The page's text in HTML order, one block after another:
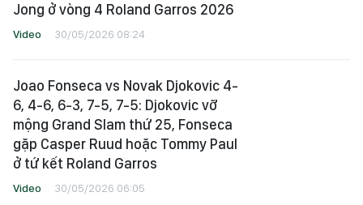
Jong ở vòng 4 Roland Garros 2026
Video 30/05/2026 08:24
Joao Fonseca vs Novak Djokovic 4-
6, 4-6, 6-3, 7-5, 7-5: Djokovic vỡ
mộng Grand Slam thứ 25, Fonseca
gặp Casper Ruud hoặc Tommy Paul
ở tứ kết Roland Garros
Video 30/05/2026 06:05